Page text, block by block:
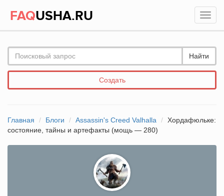
FAQUSHA.RU
Найти
Создать
Главная Блоги Assassin's Creed Valhalla
Хордафюльке:
состояние, тайны и артефакты (мощь — 280)